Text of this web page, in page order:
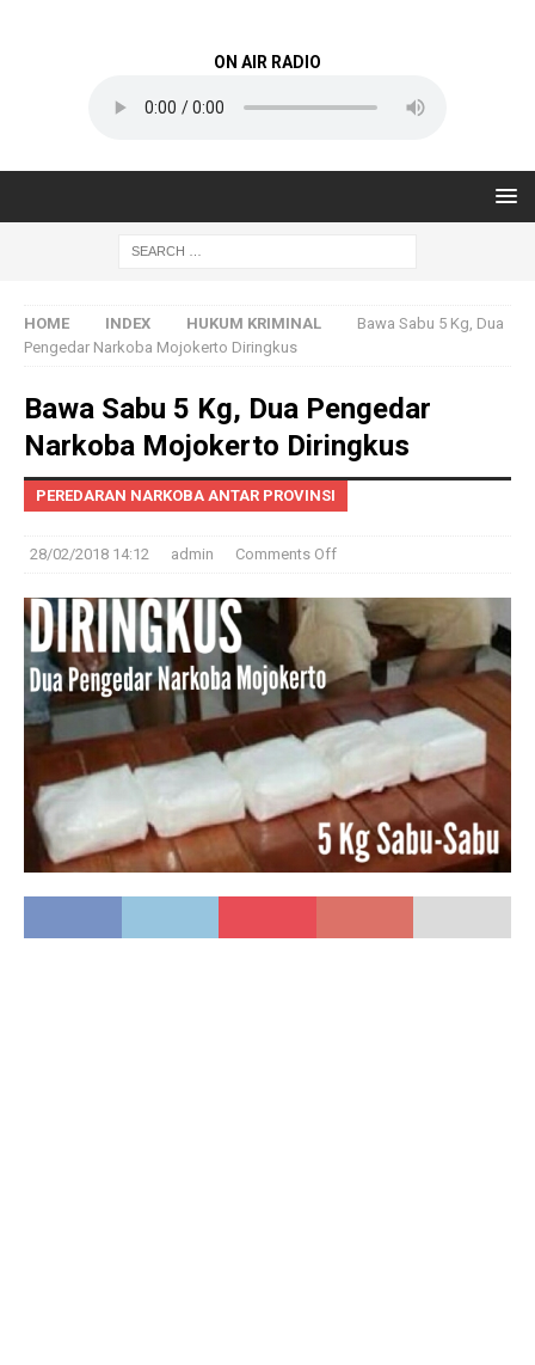
ON AIR RADIO
HOME INDEX HUKUM KRIMINAL
Bawa Sabu 5 Kg, Dua
Pengedar Narkoba Mojokerto Diringkus
Bawa Sabu 5 Kg, Dua Pengedar
Narkoba Mojokerto Diringkus
PEREDARAN NARKOBA ANTAR PROVINSI
28/02/2018 14:12 admin Comments Off